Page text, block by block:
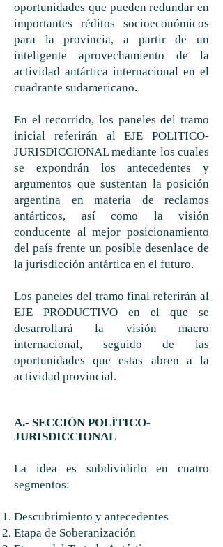
oportunidades que pueden redundar en
importantes réditos socioeconómicos
para la provincia, a partir de un
inteligente aprovechamiento de la
actividad antártica internacional en el
cuadrante sudamericano.
En el recorrido, los paneles del tramo
inicial referirán al EJE POLITICO-
JURISDICCIONAL mediante los cuales
se expondrán los antecedentes y
argumentos que sustentan la posición
argentina en materia de reclamos
antárticos, así como la visión
conducente al mejor posicionamiento
del país frente un posible desenlace de
la jurisdicción antártica en el futuro.
Los paneles del tramo final referirán al
EJE PRODUCTIVO en el que se
desarrollará la visión macro
internacional, seguido de las
oportunidades que estas abren a la
actividad provincial.
A.- SECCIÓN POLÍTICO-
JURISDICCIONAL
La idea es subdividirlo en cuatro
segmentos:
Descubrimiento y antecedentes
Etapa de Soberanización